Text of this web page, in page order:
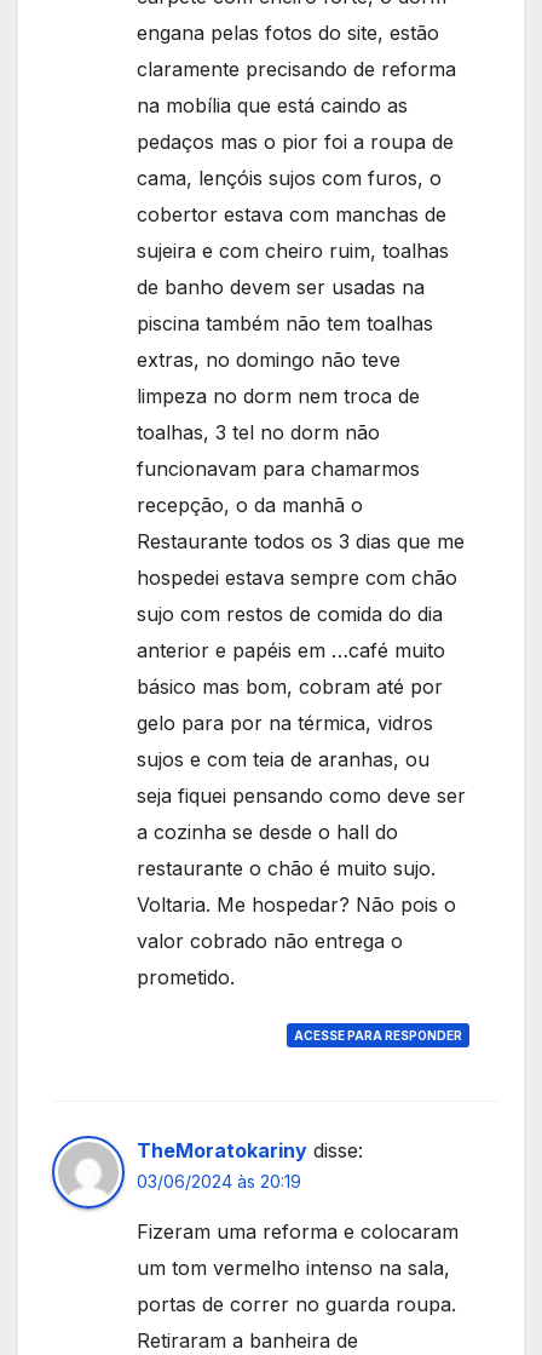
engana pelas fotos do site, estão
claramente precisando de reforma
na mobília que está caindo as
pedaços mas o pior foi a roupa de
cama, lençóis sujos com furos, o
cobertor estava com manchas de
sujeira e com cheiro ruim, toalhas
de banho devem ser usadas na
piscina também não tem toalhas
extras, no domingo não teve
limpeza no dorm nem troca de
toalhas, 3 tel no dorm não
funcionavam para chamarmos
recepção, o da manhã o
Restaurante todos os 3 dias que me
hospedei estava sempre com chão
sujo com restos de comida do dia
anterior e papéis em …café muito
básico mas bom, cobram até por
gelo para por na térmica, vidros
sujos e com teia de aranhas, ou
seja fiquei pensando como deve ser
a cozinha se desde o hall do
restaurante o chão é muito sujo.
Voltaria. Me hospedar? Não pois o
valor cobrado não entrega o
prometido.
ACESSE PARA RESPONDER
TheMoratokariny disse:
03/06/2024 às 20:19
Fizeram uma reforma e colocaram
um tom vermelho intenso na sala,
portas de correr no guarda roupa.
Retiraram a banheira de